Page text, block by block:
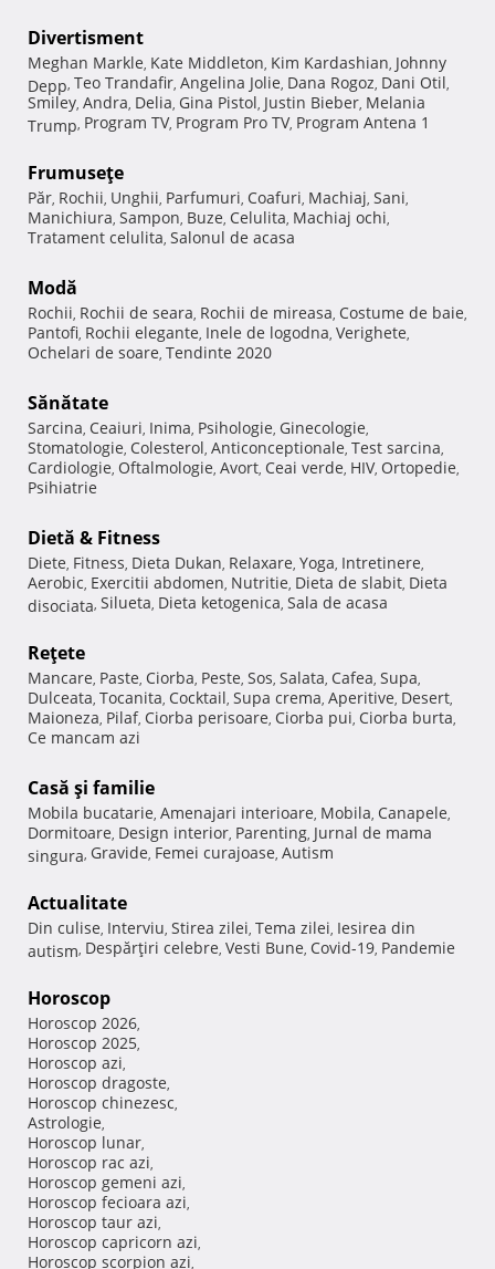
Divertisment
Meghan Markle, Kate Middleton, Kim Kardashian, Johnny
Depp, Teo Trandafir, Angelina Jolie, Dana Rogoz, Dani Otil,
Smiley, Andra, Delia, Gina Pistol, Justin Bieber, Melania
Trump, Program TV, Program Pro TV, Program Antena 1
Frumuseţe
Păr, Rochii, Unghii, Parfumuri, Coafuri, Machiaj, Sani,
Manichiura, Sampon, Buze, Celulita, Machiaj ochi,
Tratament celulita, Salonul de acasa
Modă
Rochii, Rochii de seara, Rochii de mireasa, Costume de baie,
Pantofi, Rochii elegante, Inele de logodna, Verighete,
Ochelari de soare, Tendinte 2020
Sănătate
Sarcina, Ceaiuri, Inima, Psihologie, Ginecologie,
Stomatologie, Colesterol, Anticonceptionale, Test sarcina,
Cardiologie, Oftalmologie, Avort, Ceai verde, HIV, Ortopedie,
Psihiatrie
Dietă & Fitness
Diete, Fitness, Dieta Dukan, Relaxare, Yoga, Intretinere,
Aerobic, Exercitii abdomen, Nutritie, Dieta de slabit, Dieta
disociata, Silueta, Dieta ketogenica, Sala de acasa
Reţete
Mancare, Paste, Ciorba, Peste, Sos, Salata, Cafea, Supa,
Dulceata, Tocanita, Cocktail, Supa crema, Aperitive, Desert,
Maioneza, Pilaf, Ciorba perisoare, Ciorba pui, Ciorba burta,
Ce mancam azi
Casă şi familie
Mobila bucatarie, Amenajari interioare, Mobila, Canapele,
Dormitoare, Design interior, Parenting, Jurnal de mama
singura, Gravide, Femei curajoase, Autism
Actualitate
Din culise, Interviu, Stirea zilei, Tema zilei, Iesirea din
autism, Despărţiri celebre, Vesti Bune, Covid-19, Pandemie
Horoscop
Horoscop 2026,
Horoscop 2025,
Horoscop azi,
Horoscop dragoste,
Horoscop chinezesc,
Astrologie,
Horoscop lunar,
Horoscop rac azi,
Horoscop gemeni azi,
Horoscop fecioara azi,
Horoscop taur azi,
Horoscop capricorn azi,
Horoscop scorpion azi,